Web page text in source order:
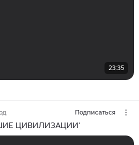
23:35
Подписаться
ЦИВИЛИЗАЦИИ'